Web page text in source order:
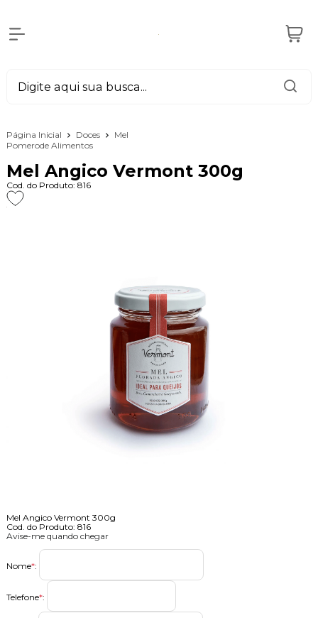
Página Inicial Doces
Mel
Pomerode Alimentos
Mel Angico Vermont 300g
Cod. do Produto: 816
Mel Angico Vermont 300g
Cod. do Produto: 816
Avise-me quando chegar
Nome*:
Telefone*: